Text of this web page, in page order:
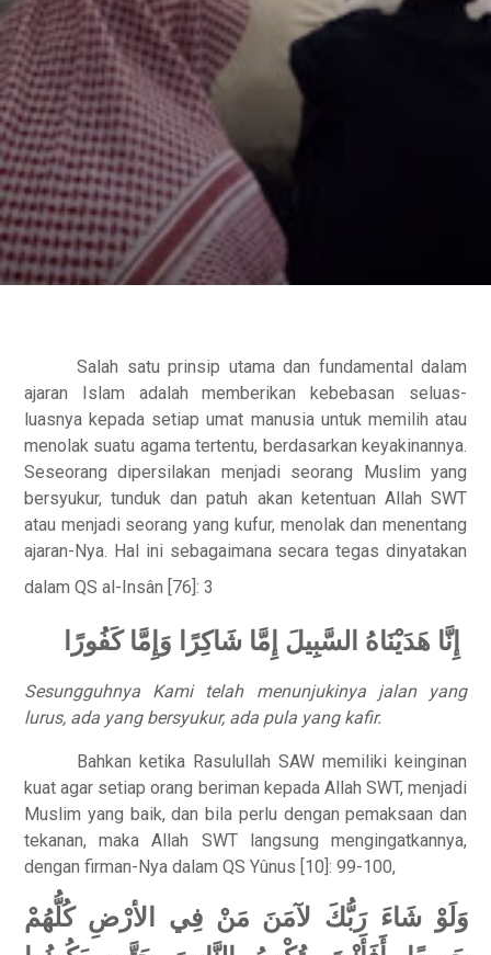
Salah satu prinsip utama dan fundamental dalam
ajaran Islam adalah memberikan kebebasan seluas-
luasnya kepada setiap umat manusia untuk memilih atau
menolak suatu agama tertentu, berdasarkan keyakinannya.
Seseorang dipersilakan menjadi seorang Muslim yang
bersyukur, tunduk dan patuh akan ketentuan Allah SWT
atau menjadi seorang yang kufur, menolak dan menentang
ajaran-Nya. Hal ini sebagaimana secara tegas dinyatakan
dalam QS al-Insân [76]: 3
إِنَّا هَدَيْنَاهُ السَّبِيلَ إِمَّا شَاكِرًا وَإِمَّا كَفُورًا
Sesungguhnya Kami telah menunjukinya jalan yang
lurus, ada yang bersyukur, ada pula yang kafir.
Bahkan ketika Rasulullah SAW memiliki keinginan
kuat agar setiap orang beriman kepada Allah SWT, menjadi
Muslim yang baik, dan bila perlu dengan pemaksaan dan
tekanan, maka Allah SWT langsung mengingatkannya,
dengan firman-Nya dalam QS Yûnus [10]: 99-100,
وَلَوْ شَاءَ رَبُّكَ لآمَنَ مَنْ فِي الأرْضِ كُلُّهُمْ